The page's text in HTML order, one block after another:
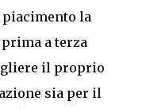
la
a terza
il proprio
sia per il